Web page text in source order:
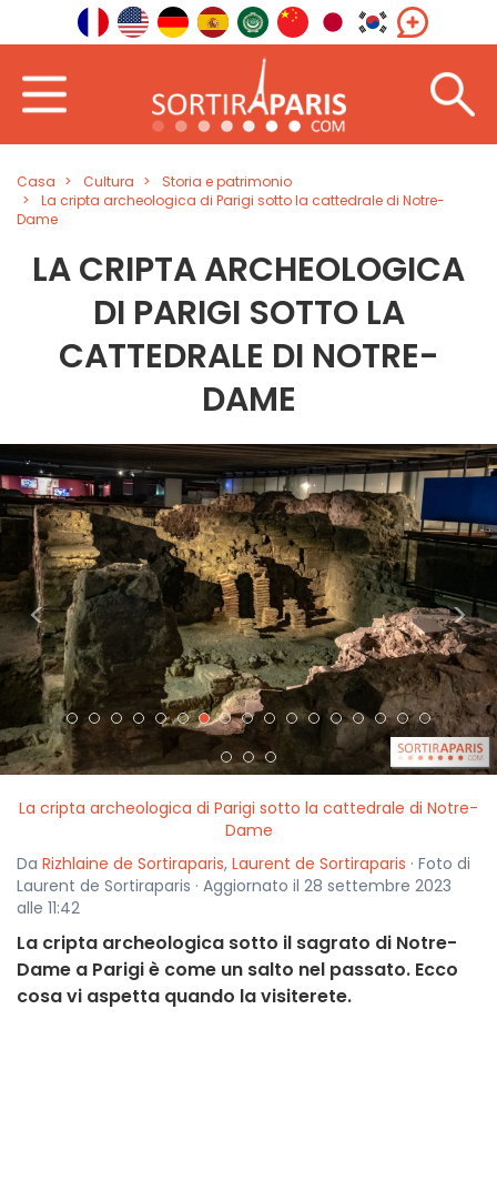
Casa Cultura
Storia e patrimonio
La cripta archeologica di Parigi sotto la cattedrale di Notre-
Dame
LA CRIPTA ARCHEOLOGICA
DI PARIGI SOTTO LA
CATTEDRALE DI NOTRE-
DAME
< >
La cripta archeologica di Parigi sotto la cattedrale di Notre-
Dame
Da Rizhlaine de Sortiraparis, Laurent de Sortiraparis · Foto di
Laurent de Sortiraparis · Aggiornato il 28 settembre 2023
alle 11:42
La cripta archeologica sotto il sagrato di Notre-
Dame a Parigi è come un salto nel passato. Ecco
cosa vi aspetta quando la visiterete.